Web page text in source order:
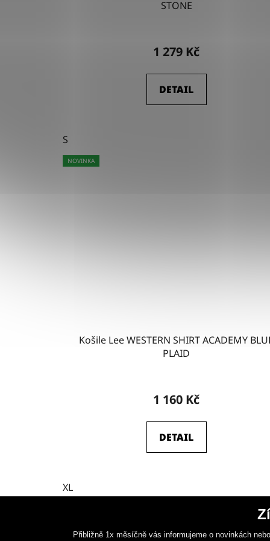
STONE
1 279 Kč
DETAIL
S
NOVINKA
Košile Lee WESTERN SHIRT ACADEMY
PLAID
1 160 Kč
DETAIL
XL
Přibližně 1x měsíčně vás informujeme o novinkách